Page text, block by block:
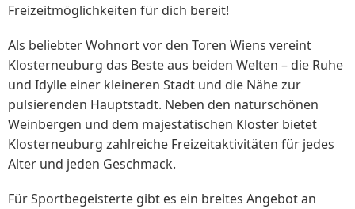
Freizeitmöglichkeiten für dich bereit!
Als beliebter Wohnort vor den Toren Wiens vereint
Klosterneuburg das Beste aus beiden Welten – die Ruhe
und Idylle einer kleineren Stadt und die Nähe zur
pulsierenden Hauptstadt. Neben den naturschönen
Weinbergen und dem majestätischen Kloster bietet
Klosterneuburg zahlreiche Freizeitaktivitäten für jedes
Alter und jeden Geschmack.
Für Sportbegeisterte gibt es ein breites Angebot an